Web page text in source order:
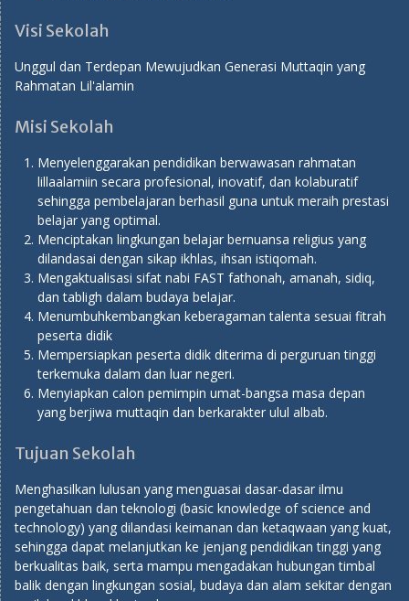
Visi Sekolah
Unggul dan Terdepan Mewujudkan Generasi Muttaqin yang
Rahmatan Lil'alamin
Misi Sekolah
Menyelenggarakan pendidikan berwawasan rahmatan
lillaalamiin secara profesional, inovatif, dan kolaburatif
sehingga pembelajaran berhasil guna untuk meraih prestasi
belajar yang optimal.
Menciptakan lingkungan belajar bernuansa religius yang
dilandasai dengan sikap ikhlas, ihsan istiqomah.
Mengaktualisasi sifat nabi FAST fathonah, amanah, sidiq,
dan tabligh dalam budaya belajar.
Menumbuhkembangkan keberagaman talenta sesuai fitrah
peserta didik
Mempersiapkan peserta didik diterima di perguruan tinggi
terkemuka dalam dan luar negeri.
Menyiapkan calon pemimpin umat-bangsa masa depan
yang berjiwa muttaqin dan berkarakter ulul albab.
Tujuan Sekolah
Menghasilkan lulusan yang menguasai dasar-dasar ilmu
pengetahuan dan teknologi (basic knowledge of science and
technology) yang dilandasi keimanan dan ketaqwaan yang kuat,
sehingga dapat melanjutkan ke jenjang pendidikan tinggi yang
berkualitas baik, serta mampu mengadakan hubungan timbal
balik dengan lingkungan sosial, budaya dan alam sekitar dengan